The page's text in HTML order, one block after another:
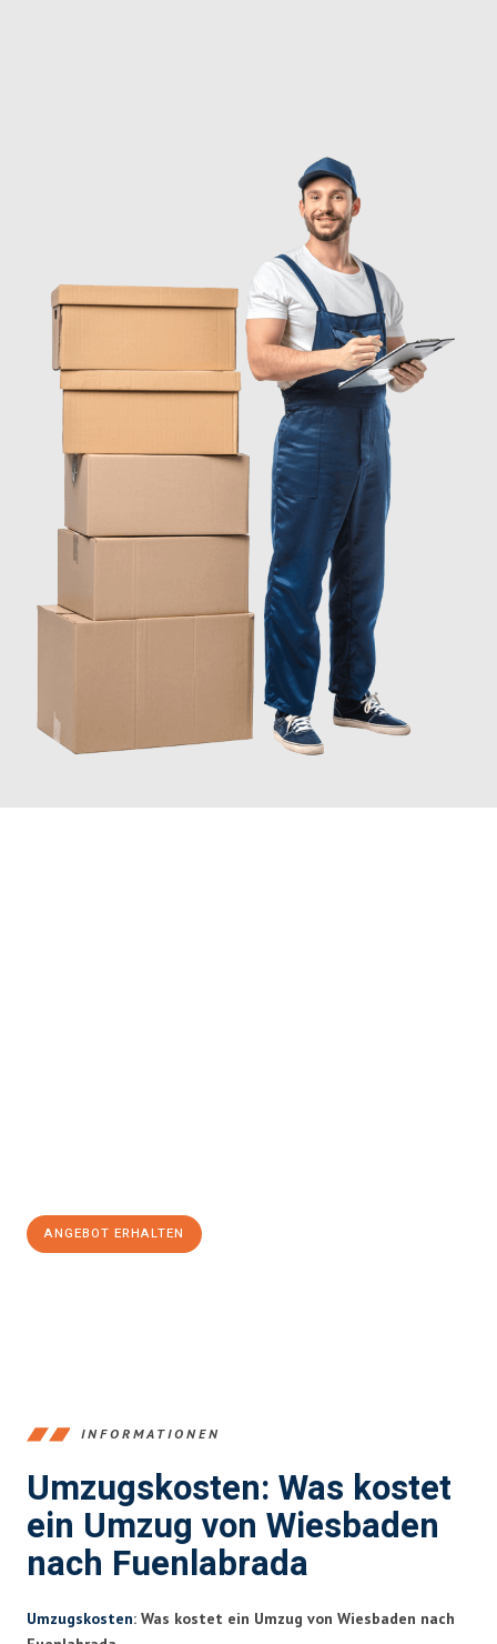
ANGEBOT ERHALTEN
INFORMATIONEN
Umzugskosten: Was kostet
ein Umzug von Wiesbaden
nach Fuenlabrada
Umzugskosten: Was kostet ein Umzug von Wiesbaden nach